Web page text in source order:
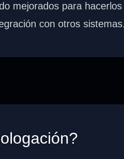
mejorados para
con otros sistemas.